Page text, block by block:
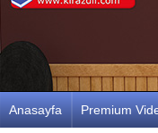
İçeriğe
Anasayfa Premium